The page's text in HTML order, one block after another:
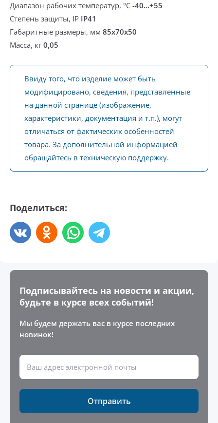
Диапазон рабочих температур, °С -40…+55
Степень защиты, IP IP41
Габаритные размеры, мм 85x70x50
Масса, кг0,05
Ввиду того, что изделие может быть
модифицировано, сведения, представленные
на данной странице (изображение,
характеристики, документация и т.п.), могут
отличаться от фактических особенностей
товара. За дополнительной информацией
обращайтесь в техническую поддержку.
Поделиться:
Подписывайтесь на новости и акции,
будьте в курсе всех событий!
Мы будем держать вас в курсе последних
новинок!
Отправить